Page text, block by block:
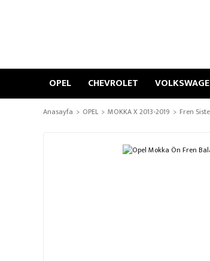
OPEL CHEVROLET
Anasayfa OPEL MOKKA X 2013-2019 Fren